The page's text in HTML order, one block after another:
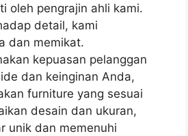
oleh pengrajin ahli kami.
detail, kami
dan memikat.
kepuasan pelanggan
dan keinginan Anda,
furniture yang sesuai
desain dan ukuran,
unik dan memenuhi